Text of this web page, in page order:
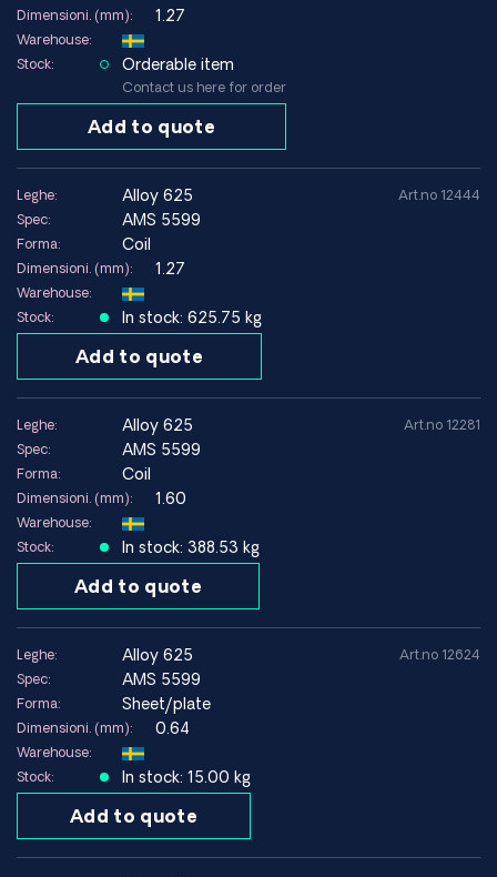
Dimensioni. (mm): 1.27
Warehouse:
Stock:
Orderable item
Contact us here for order
Add to quote
Leghe: alloy 625
Spec: AMS 5599
Forma: Coil
Dimensioni. (mm): 1.27
Warehouse:
Stock:
In stock: 625.75 kg
Add to quote
Art.no 12444
Leghe: alloy 625
Spec: AMS 5599
Forma: Coil
Dimensioni. (mm): 1.60
Warehouse:
Stock:
In stock: 388.53 kg
Add to quote
Art.no 12281
Leghe: alloy 625
Spec: AMS 5599
Forma: Sheet/plate
Dimensioni. (mm): 0.64
Warehouse:
Stock:
In stock: 15.00 kg
Add to quote
Art.no 12624